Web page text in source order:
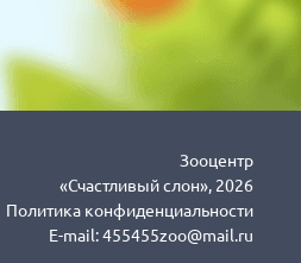
Зооцентр
«Счастливый слон», 2026
Политика конфиденциальности
E-mail:455455zoo@mail.ru